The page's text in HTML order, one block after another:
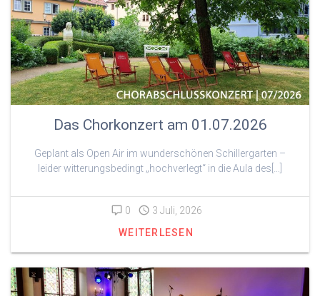
Das Chorkonzert am 01.07.2026
Geplant als Open Air im wunderschönen Schillergarten –
leider witterungsbedingt „hochverlegt“ in die Aula des[…]
0
3 Juli, 2026
WEITERLESEN